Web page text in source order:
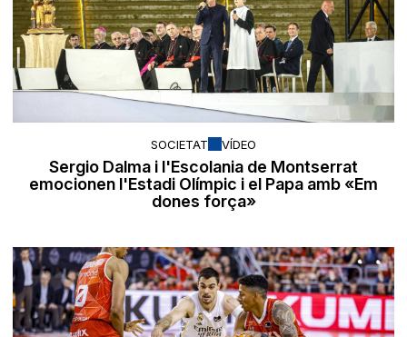
SOCIETAT VÍDEO
Sergio Dalma i l'Escolania de Montserrat
emocionen l'Estadi Olímpic i el Papa amb «Em
dones força»